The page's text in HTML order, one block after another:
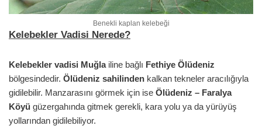
Benekli kaplan kelebeği
Kelebekler Vadisi Nerede?
Kelebekler vadisi Muğlailine bağlı Fethiye Ölüdeniz
bölgesindedir. Ölüdeniz sahilinden kalkan tekneler aracılığıyla
gidilebilir. Manzarasını görmek için ise Ölüdeniz – Faralya
Köyü güzergahında gitmek gerekli, kara yolu ya da yürüyüş
yollarından gidilebiliyor.